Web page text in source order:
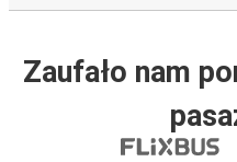
Zaufało nam